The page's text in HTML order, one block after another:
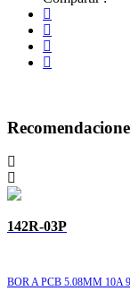
142R-03P
BOR A PCB 5.08MM 10A